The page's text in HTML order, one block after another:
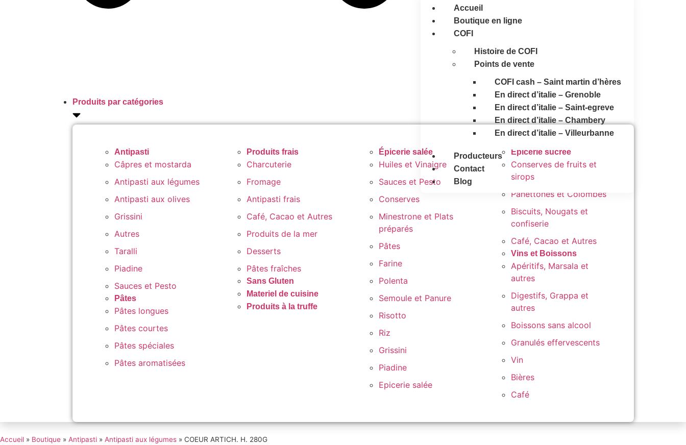
Produits par catégories
Antipasti
Câpres et mostarda
Antipasti aux légumes
Antipasti aux olives
Grissini
Autres
Taralli
Piadine
Sauces et Pesto
Pâtes
Pâtes longues
Pâtes courtes
Pâtes spéciales
Pâtes aromatisées
Produits frais
Charcuterie
Fromage
Antipasti frais
Café, Cacao et Autres
Produits de la mer
Desserts
Pâtes fraîches
Sans Gluten
Materiel de cuisine
Produits à la truffe
Épicerie salée
Huiles et Vinaigre
Sauces et Pesto
Conserves
Minestrone et Plats
préparés
Pâtes
Farine
Polenta
Semoule et Panure
Risotto
Riz
Grissini
Piadine
Epicerie salée
Épicerie sucrée
Conserves de fruits et
sirops
Panettones et Colombes
Biscuits, Nougats et
confiserie
Café, Cacao et Autres
Vins et Boissons
Apéritifs, Marsala et
autres
Digestifs, Grappa et
autres
Boissons sans alcool
Granulés effervescents
Vin
Bières
Café
Accueil
Boutique en ligne
COFI
Histoire de COFI
Points de vente
COFI cash – Saint martin d’hères
En direct d’italie – Grenoble
En direct d’italie – Saint-egreve
En direct d’italie – Chambery
En direct d’italie – Villeurbanne
Producteurs
Contact
Blog
Accueil » Boutique » Antipasti » Antipasti aux légumes » COEUR ARTICH. H. 280G